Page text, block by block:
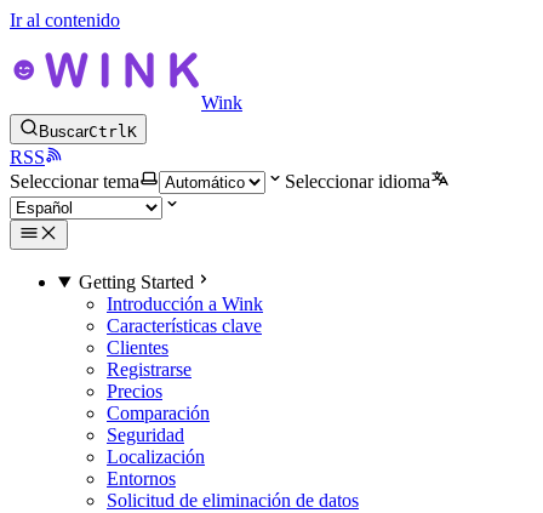
Ir al contenido
Wink
BuscarCtrlK
RSS
Seleccionar tema
Seleccionar idioma
Getting Started
Introducción a Wink
Características clave
Clientes
Registrarse
Precios
Comparación
Seguridad
Localización
Entornos
Solicitud de eliminación de datos